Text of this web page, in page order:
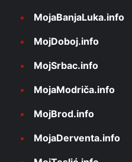
MojaBanjaLuka.info
MojDoboj.info
MojSrbac.info
MojaModriča.info
MojBrod.info
MojaDerventa.info